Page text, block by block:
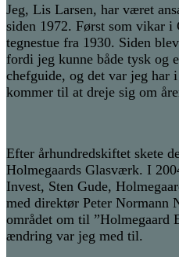
Jeg, Lis Larsen, har været
siden 1972. Først som vikar i
tegnestue fra 1930. Siden
fordi jeg kunne både tysk og
chefguide, og det var jeg har
kommer til at dreje sig om
Efter århundredskiftet skete
Holmegaards Glasværk. I
Invest, Sten Gude,
med direktør Peter Normann
området om til ”Holmegaard
ændring var jeg med til.